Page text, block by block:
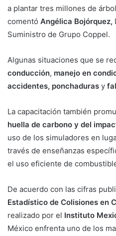
a plantar tres millones de
comentó Angélica Bojórquez,
Suministro de Grupo Coppel.
Algunas situaciones que se
conducción, manejo en
accidentes, ponchaduras y
La capacitación también
huella de carbono y del
uso de los simuladores en
través de enseñanzas
el uso eficiente de
De acuerdo con las cifras
Estadístico de Colisiones en
realizado por el Instituto
México enfrenta uno de los